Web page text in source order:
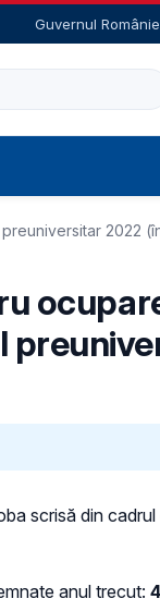
Guvernul
2022
scrisă din
anul trecut: